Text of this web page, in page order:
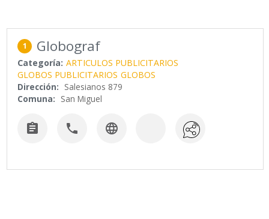
1 Globograf
Categoría: ARTICULOS PUBLICITARIOS
GLOBOS PUBLICITARIOS GLOBOS
Dirección: Salesianos 879
Comuna: San Miguel
  